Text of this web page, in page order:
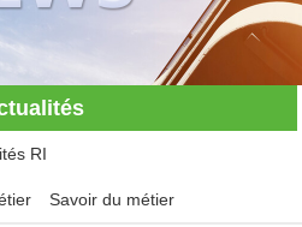
RI
Savoir du métier